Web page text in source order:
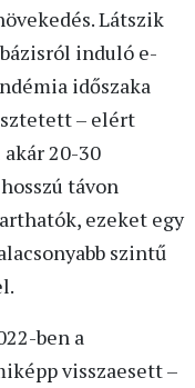
Látszik
induló e-
időszaka
– elért
20-30
távon
ezeket egy
szintű
ben a
visszaesett –